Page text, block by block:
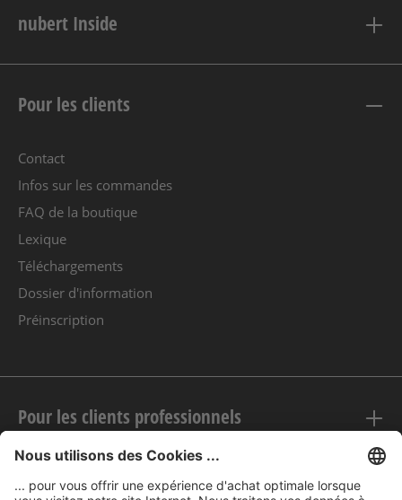
nubert Inside
Pour les clients
Contact
Infos sur les commandes
FAQ de la boutique
Lexique
Téléchargements
Dossier d'information
Préinscription
Pour les clients professionnels